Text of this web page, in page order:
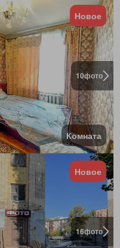
10фото
Новое
Комната
16фото
Новое